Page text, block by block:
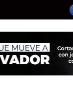
del